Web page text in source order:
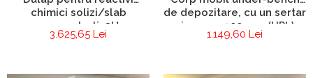
chimici solizi/slab
concentrati_2U
3.625,65 Lei
de depozitare, cu un sertar
si o usa - 500 mm (HPL)
1.149,60 Lei